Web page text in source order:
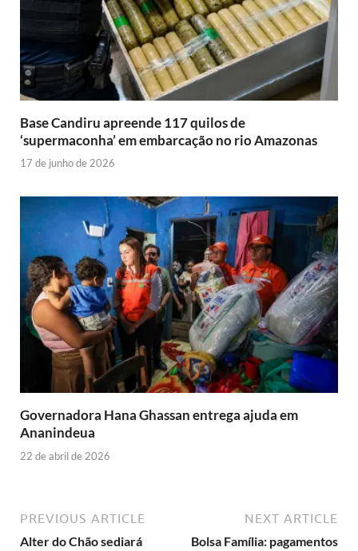
Base Candiru apreende 117 quilos de
‘supermaconha’ em embarcação no rio Amazonas
17 de junho de 2026
Governadora Hana Ghassan entrega ajuda em
Ananindeua
22 de abril de 2026
PREVIOUS ARTICLE
Alter do Chão sediará
NEXT ARTICLE
Bolsa Família: pagamentos